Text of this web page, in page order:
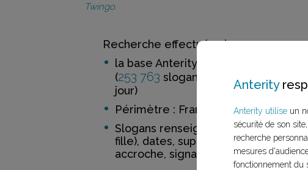
Twingo.
Recherche effectuée dans :
la base Anterity
(253 763 slogans de 52 188
jour)
Périmètre : France
Slogans renseignés incluant
fille), dates, support, distinction
accroche, signature
Anterity
Anterity utilise un
sécurité de son
recherche
mesures
fonctionnement du